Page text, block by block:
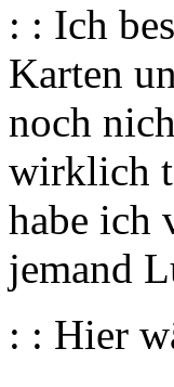
: : Ich
Karten
noch
wirklich
habe ich
jemand
: : Hier